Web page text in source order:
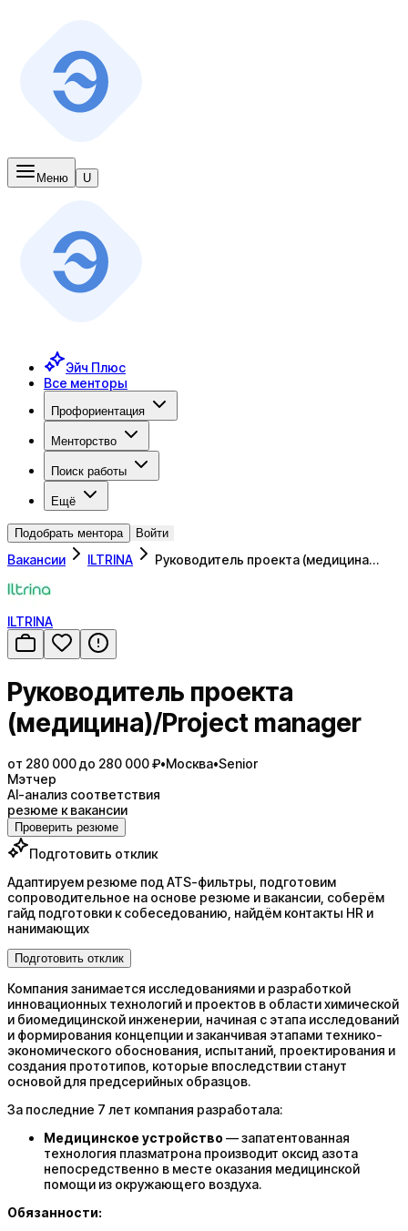
Меню U
Эйч Плюс
Все менторы
Профориентация
Менторство
Поиск работы
Ещё
Подобрать ментора Войти
Вакансии ILTRINA Руководитель проекта (медицина…
ILTRINA
Руководитель проекта
(медицина)/Project manager
от 280 000 до 280 000 ₽•Москва•Senior
Мэтчер
AI-анализ соответствия
резюме к вакансии
Проверить резюме
Подготовить отклик
Адаптируем резюме под ATS-фильтры, подготовим
сопроводительное на основе резюме и вакансии, соберём
гайд подготовки к собеседованию, найдём контакты HR и
нанимающих
Подготовить отклик
Компания занимается исследованиями и разработкой
инновационных технологий и проектов в области химической
и биомедицинской инженерии, начиная с этапа исследований
и формирования концепции и заканчивая этапами технико-
экономического обоснования, испытаний, проектирования и
создания прототипов, которые впоследствии станут
основой для предсерийных образцов.
За последние 7 лет компания разработала:
Медицинское устройство — запатентованная
технология плазматрона производит оксид азота
непосредственно в месте оказания медицинской
помощи из окружающего воздуха.
Обязанности: